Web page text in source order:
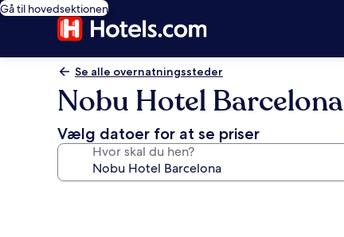
Gå til hovedsektionen
Se alle overnatningssteder
Nobu Hotel Barcelona
Vælg datoer for at se priser
Hvor skal du hen?